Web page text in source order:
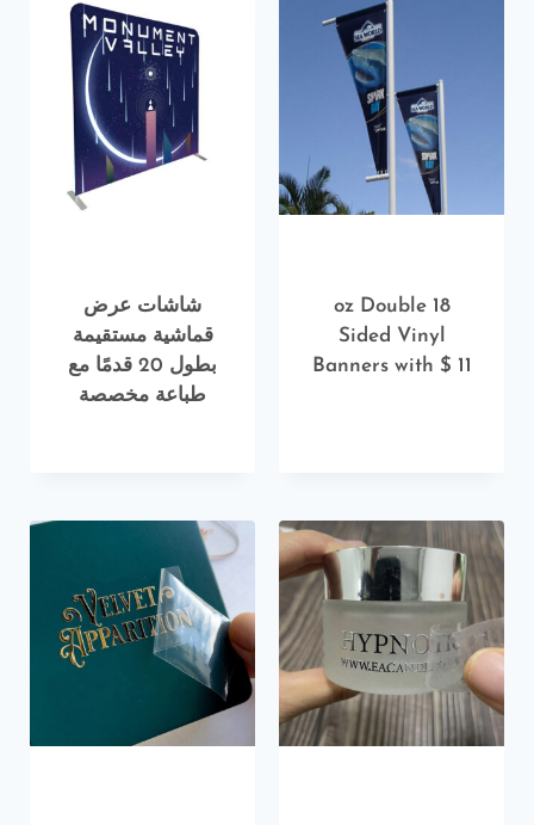
18 oz Double
Sided Vinyl
Banners with $ 11
شاشات عرض
قماشية مستقيمة
بطول 20 قدمًا مع
طباعة مخصصة